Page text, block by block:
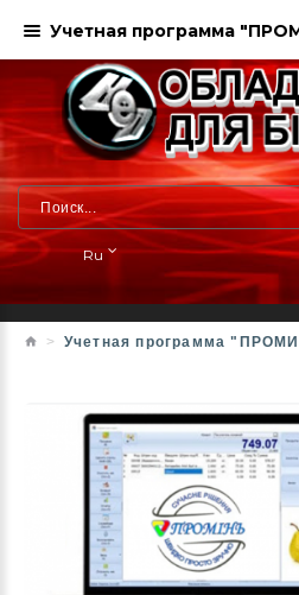
Ru
Учетная программа
Учетная программа